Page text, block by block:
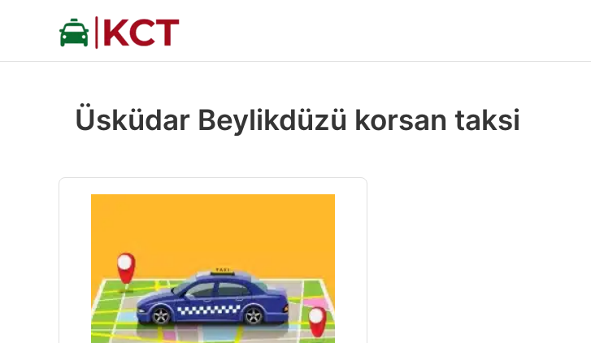
Üsküdar Beylikdüzü korsan taksi